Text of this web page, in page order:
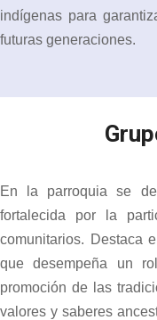
indígenas para
futuras generaciones.
En la parroquia se
fortalecida por la
comunitarios. Destaca
que desempeña un
promoción de las
valores y saberes